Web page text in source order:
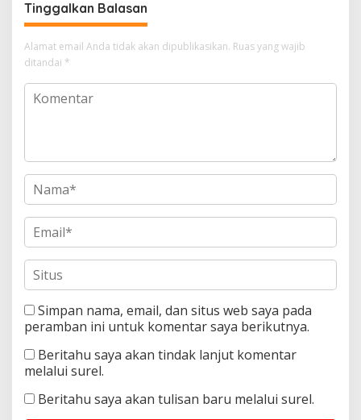
Tinggalkan Balasan
Alamat email Anda tidak akan dipublikasikan. Ruas yang wajib
ditandai *
Simpan nama, email, dan situs web saya pada
peramban ini untuk komentar saya berikutnya.
Beritahu saya akan tindak lanjut komentar
melalui surel.
Beritahu saya akan tulisan baru melalui surel.